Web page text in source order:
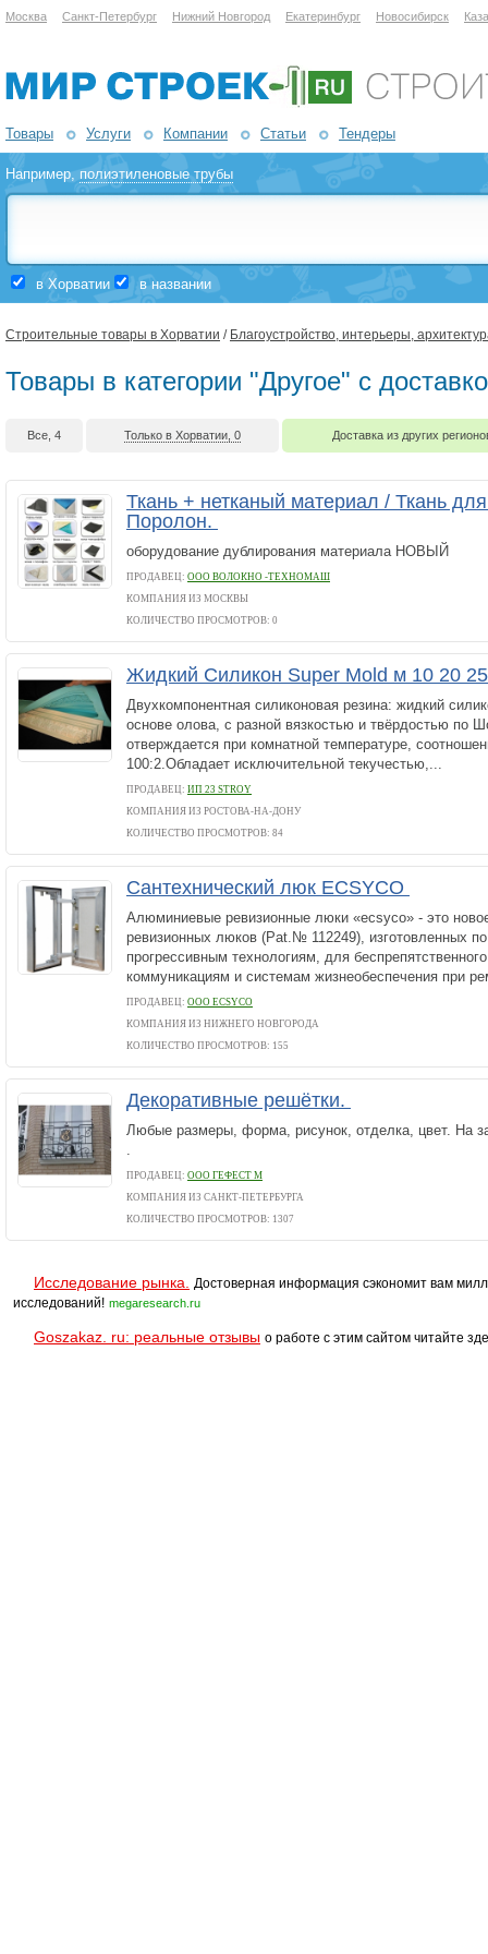
Москва Санкт-Петербург Нижний Новгород Екатеринбург Новосибирск
Товары Услуги Компании Статьи Тендеры
Например,полиэтиленовые трубы
в Хорватии в названии
Строительные товары в Хорватии / Благоустройство, интерьеры,
Товары в категории "Другое" с
Все, 4 Только в Хорватии, 0 Доставка из других
Ткань + нетканый материал / Ткань
Поролон.
оборудование дублирования материала НОВЫЙ
ПРОДАВЕЦ: ООО ВОЛОКНО -ТЕХНОМАШ
КОМПАНИЯ ИЗ МОСКВЫ
КОЛИЧЕСТВО ПРОСМОТРОВ: 0
Жидкий Силикон Super Mold м 10 20
Двухкомпонентная силиконовая резина: жидкий
основе олова, с разной вязкостью и твёрдостью по
отверждается при комнатной температуре,
100:2.Обладает исключительной текучестью,...
ПРОДАВЕЦ: ИП 23 STROY
КОМПАНИЯ ИЗ РОСТОВА-НА-ДОНУ
КОЛИЧЕСТВО ПРОСМОТРОВ: 84
Сантехнический люк ECSYCO
Алюминиевые ревизионные люки «ecsyco» - это
ревизионных люков (Pat.№ 112249), изготовленных
прогрессивным технологиям, для
коммуникациям и системам жизнеобеспечения при
ПРОДАВЕЦ: ООО ECSYCO
КОМПАНИЯ ИЗ НИЖНЕГО НОВГОРОДА
КОЛИЧЕСТВО ПРОСМОТРОВ: 155
Декоративные решётки.
Любые размеры, форма, рисунок, отделка, цвет. На
.
ПРОДАВЕЦ: ООО ГЕФЕСТ М
КОМПАНИЯ ИЗ САНКТ-ПЕТЕРБУРГА
КОЛИЧЕСТВО ПРОСМОТРОВ: 1307
Исследование рынка.
Достоверная информация сэкономит вам
исследований! megaresearch.ru
Goszakaz. ru: реальные отзывы о работе с этим сайтом читайте